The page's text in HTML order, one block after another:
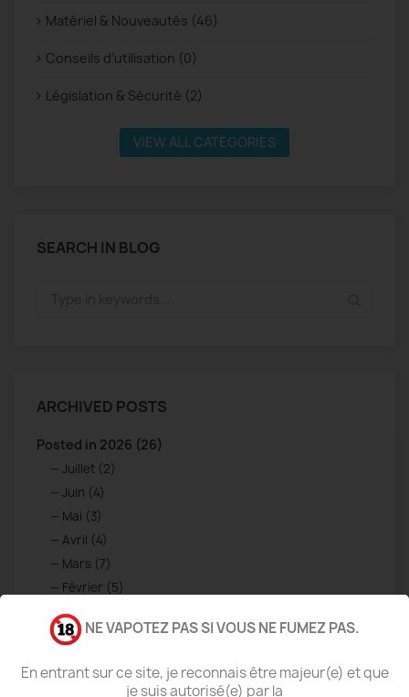
Matériel & Nouveautés (46)
Conseils d’utilisation (0)
Législation & Sécurité (2)
VIEW ALL CATEGORIES
SEARCH IN BLOG
ARCHIVED POSTS
Posted in 2026 (26)
Juillet (2)
Juin (4)
Mai (3)
Avril (4)
Mars (7)
Février (5)
Janvier (1)
Posted in 2025 (86)
Décembre (15)
Novembre (29)
NE VAPOTEZ PAS SI VOUS NE FUMEZ PAS.
En entrant sur ce site, je reconnais être majeur(e) et que
je suis autorisé(e) par la